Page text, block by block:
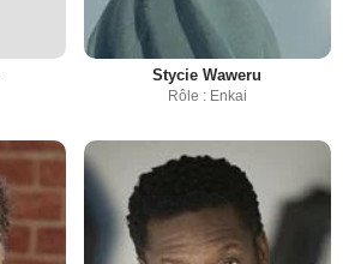
Stycie Waweru
Rôle : Enkai